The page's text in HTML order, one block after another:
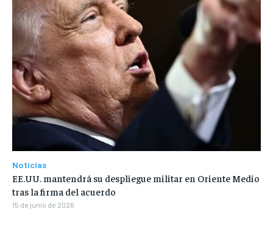
Noticias
EE.UU. mantendrá su despliegue militar en Oriente Medio
tras la firma del acuerdo
15 de junio de 2026